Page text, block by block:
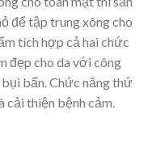
để tập trung xông cho
tích hợp cả hai chức
đẹp cho da với công
bẩn. Chức năng thứ
cải thiện bệnh cảm.